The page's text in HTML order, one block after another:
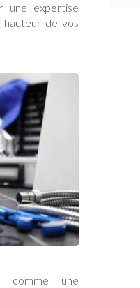
une expertise
de vos
une